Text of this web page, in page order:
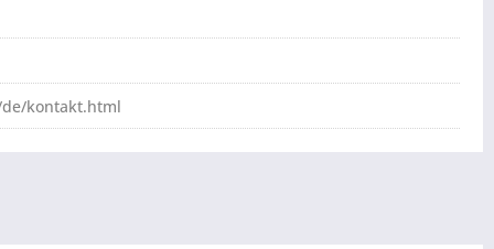
kontakt.html